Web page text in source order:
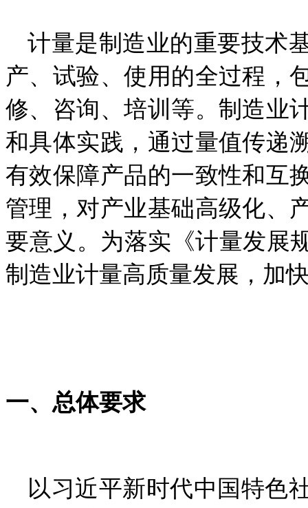
计量是制造业的重要技术
产、试验、使用的全过程，
修、咨询、培训等。制造业
和具体实践，通过量值传递
有效保障产品的一致性和互
管理，对产业基础高级化、
要意义。为落实《计量发展
制造业计量高质量发展， 加
一、总体要求
以习近平新时代中国特色